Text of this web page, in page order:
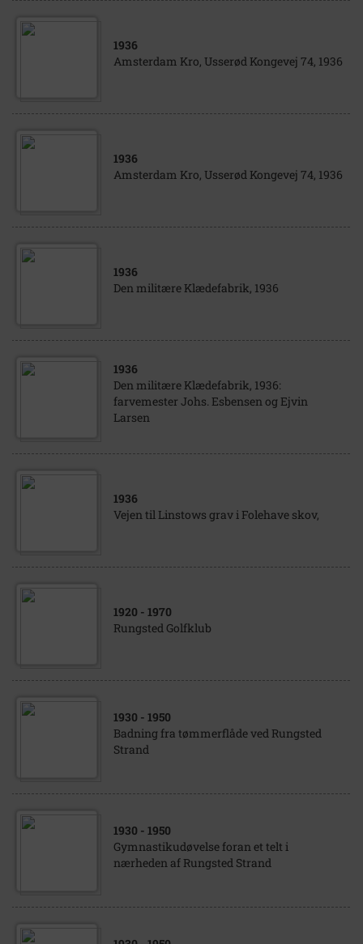
1936
Amsterdam Kro, Usserød Kongevej 74, 1936
1936
Amsterdam Kro, Usserød Kongevej 74, 1936
1936
Den militære Klædefabrik, 1936
1936
Den militære Klædefabrik, 1936:
farvemester Johs. Esbensen og Ejvin
Larsen
1936
Vejen til Linstows grav i Folehave skov,
1920 - 1970
Rungsted Golfklub
1930 - 1950
Badning fra tømmerflåde ved Rungsted
Strand
1930 - 1950
Gymnastikudøvelse foran et telt i
nærheden af Rungsted Strand